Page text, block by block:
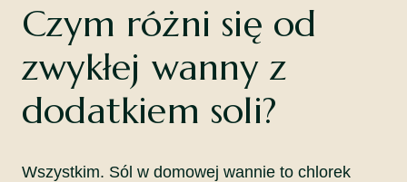
Czym różni się od
zwykłej wanny z
dodatkiem soli?
Wszystkim. Sól w domowej wannie to chlorek